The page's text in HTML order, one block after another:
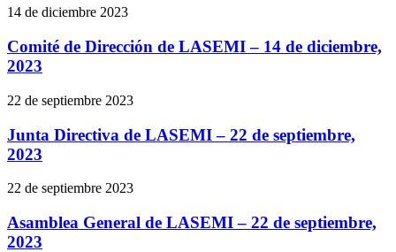
14 de diciembre 2023
Comité de Dirección de LASEMI – 14 de diciembre,
2023
22 de septiembre 2023
Junta Directiva de LASEMI – 22 de septiembre,
2023
22 de septiembre 2023
Asamblea General de LASEMI – 22 de septiembre,
2023